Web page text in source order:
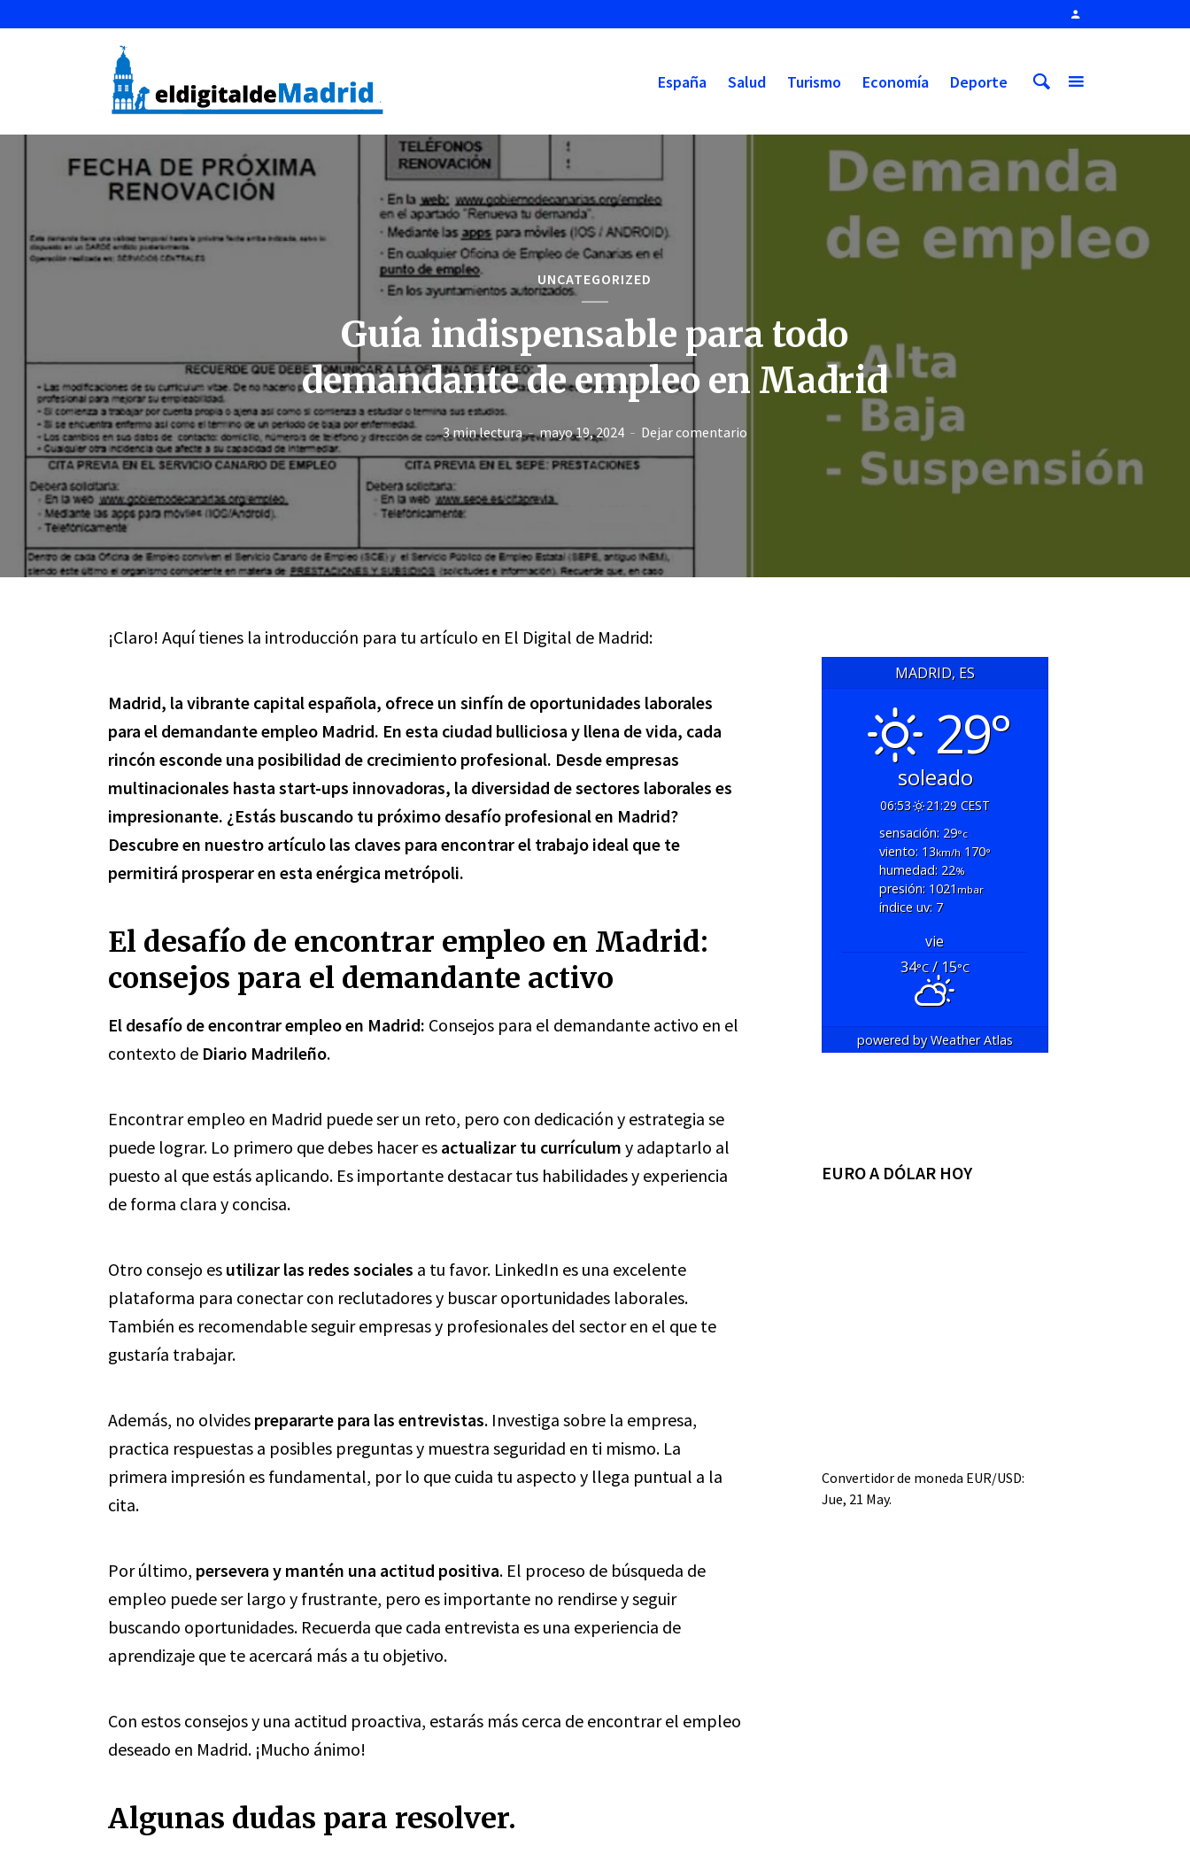
España Salud Turismo Economía Deporte
UNCATEGORIZED
Guía indispensable para todo
demandante de empleo en Madrid
3 min lectura mayo 19, 2024 Dejar comentario
¡Claro! Aquí tienes la introducción para tu artículo en El Digital de Madrid:
Madrid, la vibrante capital española, ofrece un sinfín de oportunidades laborales
para el demandante empleo Madrid. En esta ciudad bulliciosa y llena de vida, cada
rincón esconde una posibilidad de crecimiento profesional. Desde empresas
multinacionales hasta start-ups innovadoras, la diversidad de sectores laborales es
impresionante. ¿Estás buscando tu próximo desafío profesional en Madrid?
Descubre en nuestro artículo las claves para encontrar el trabajo ideal que te
permitirá prosperar en esta enérgica metrópoli.
El desafío de encontrar empleo en Madrid:
consejos para el demandante activo
El desafío de encontrar empleo en Madrid: Consejos para el demandante activo en el
contexto de Diario Madrileño.
Encontrar empleo en Madrid puede ser un reto, pero con dedicación y estrategia se
puede lograr. Lo primero que debes hacer es actualizar tu currículum y adaptarlo al
puesto al que estás aplicando. Es importante destacar tus habilidades y experiencia
de forma clara y concisa.
Otro consejo es utilizar las redes sociales a tu favor. LinkedIn es una excelente
plataforma para conectar con reclutadores y buscar oportunidades laborales.
También es recomendable seguir empresas y profesionales del sector en el que te
gustaría trabajar.
Además, no olvides prepararte para las entrevistas. Investiga sobre la empresa,
practica respuestas a posibles preguntas y muestra seguridad en ti mismo. La
primera impresión es fundamental, por lo que cuida tu aspecto y llega puntual a la
cita.
Por último, persevera y mantén una actitud positiva. El proceso de búsqueda de
empleo puede ser largo y frustrante, pero es importante no rendirse y seguir
buscando oportunidades. Recuerda que cada entrevista es una experiencia de
aprendizaje que te acercará más a tu objetivo.
Con estos consejos y una actitud proactiva, estarás más cerca de encontrar el empleo
deseado en Madrid. ¡Mucho ánimo!
Algunas dudas para resolver.
MADRID, ES
29°
soleado
06:53
21:29 CEST
sensación: 29°c
viento: 13km/h 170°
humedad: 22%
presión: 1021 mbar
índice uv: 7
vie
34°C/ 15°C
powered byWeather Atlas
EURO A DÓLAR HOY
Convertidor de moneda EUR/USD:
Jue, 21 May.